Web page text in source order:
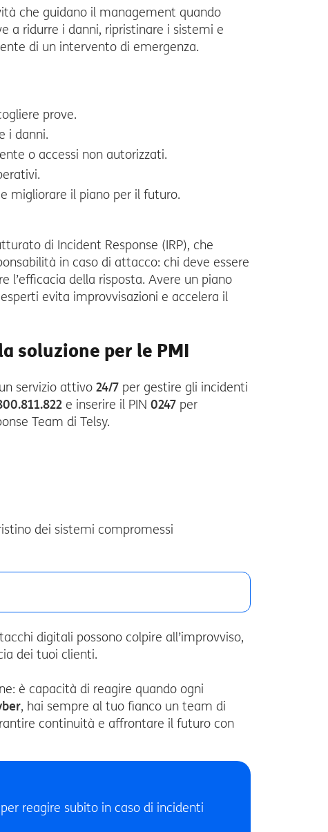
che guidano il management quando
a ridurre i danni, ripristinare i sistemi e
di un intervento di emergenza.
prove.
i danni.
o accessi non autorizzati.
e migliorare il piano per il futuro.
di Incident Response (IRP), che
in caso di attacco: chi deve essere
della risposta. Avere un piano
evita improvvisazioni e accelera il
soluzione per le PMI
servizio attivo 24/7 per gestire gli incidenti
e inserire il PIN 0247 per
Team di Telsy.
dei sistemi compromessi
digitali possono colpire all’improvviso,
dei tuoi clienti.
è capacità di reagire quando ogni
, hai sempre al tuo fianco un team di
continuità e affrontare il futuro con
reagire subito in caso di incidenti